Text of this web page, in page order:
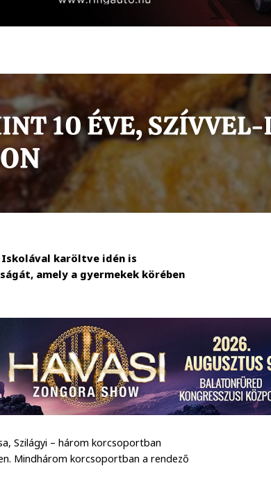
Iskolával karöltve idén is
amely a gyermekek körében
Szilágyi – három korcsoportban
Mindhárom korcsoportban a rendező